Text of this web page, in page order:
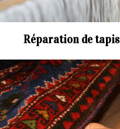
Réparation de tapis